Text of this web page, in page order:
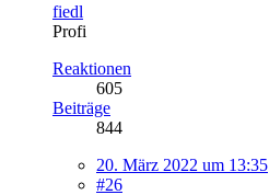
fiedl
Profi
Reaktionen
605
Beiträge
844
20. März 2022 um 13:35
#26